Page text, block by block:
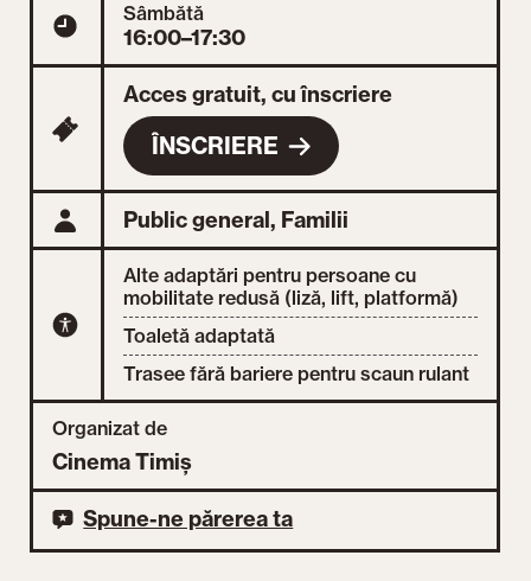
Sâmbătă
16:00–17:30
Acces gratuit, cu înscriere
ÎNSCRIERE
Public general, Familii
Alte adaptări pentru persoane cu
mobilitate redusă (liză, lift, platformă)
Toaletă adaptată
Trasee fără bariere pentru scaun rulant
Organizat de
Cinema Timiș
Spune-ne părerea ta